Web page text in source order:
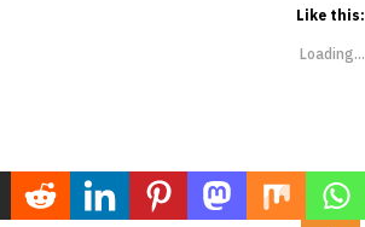
Like this:
Loading...